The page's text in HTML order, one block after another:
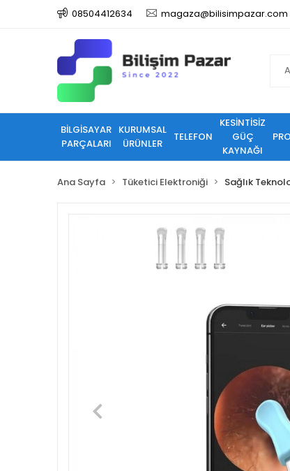
08504412634 magaza@bilisimpazar.com
BİLGİSAYAR
PARÇALARI
KURUMSAL
ÜRÜNLER
TELEFON
KESİNTİSİZ
GÜÇ
KAYNAĞI
Ana Sayfa Tüketici Elektroniği Sağlık